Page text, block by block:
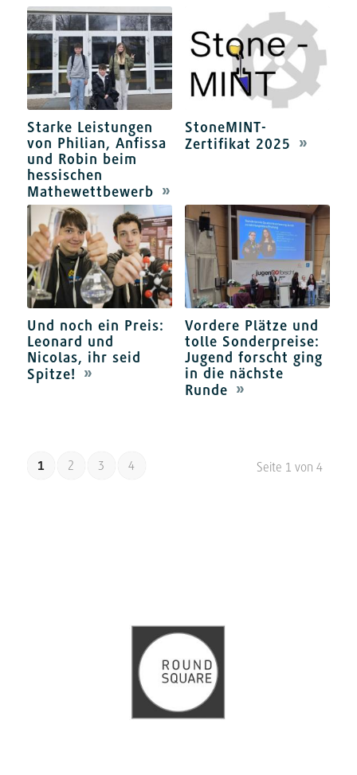
Starke Leistungen
von Philian, Anfissa
und Robin beim
hessischen
Mathewettbewerb
StoneMINT-
Zertifikat 2025
Und noch ein Preis:
Leonard und
Nicolas, ihr seid
Spitze!
Vordere Plätze und
tolle Sonderpreise:
Jugend forscht ging
in die nächste
Runde
Seite 1 von 4
1 2 3 4